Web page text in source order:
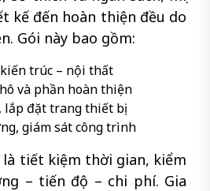
kế đến hoàn thiện đều do
Gói này bao gồm:
trúc – nội thất
và phần hoàn thiện
lắp đặt trang thiết bị
giám sát công trình
tiết kiệm thời gian, kiểm
– tiến độ – chi phí. Gia